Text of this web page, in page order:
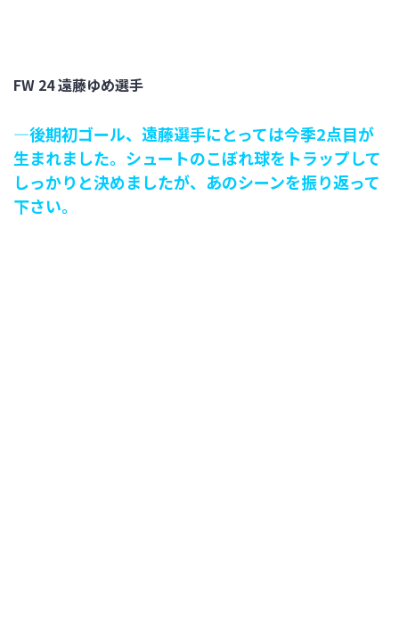
FW 24 遠藤ゆめ選手
―後期初ゴール、遠藤選手にとっては今季2点目が
生まれました。シュートのこぼれ球をトラップして
しっかりと決めましたが、あのシーンを振り返って
下さい。